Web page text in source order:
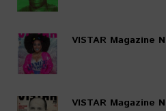
VISTAR Magazine
VISTAR Magazine